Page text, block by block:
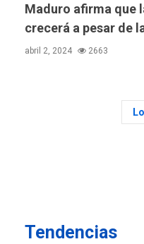
Maduro afirma que
crecerá a pesar de
abril 2, 2024 2663
Tendencias